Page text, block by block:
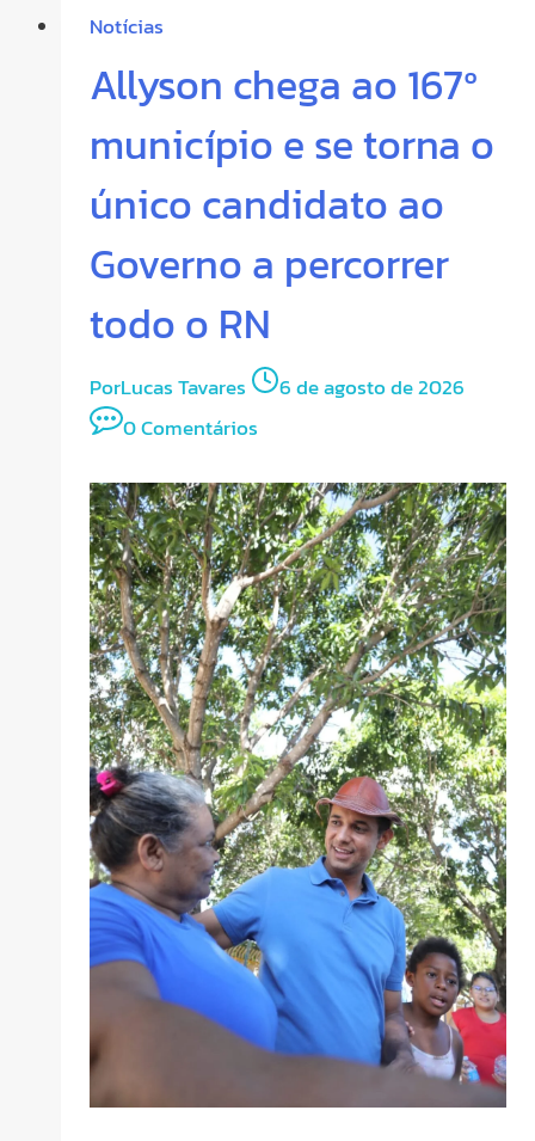
Notícias
Allyson chega ao 167º
município e se torna o
único candidato ao
Governo a percorrer
todo o RN
PorLucas Tavares
6 de agosto de 2026
0 Comentários